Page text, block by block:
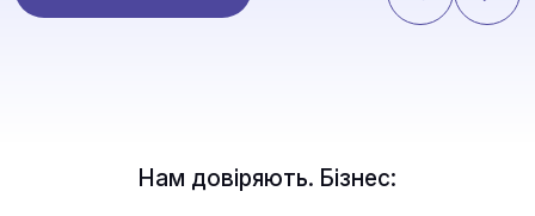
Нам довіряють. Бізнес: